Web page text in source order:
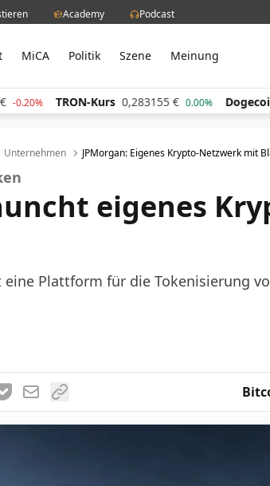
Academy Podcast
MiCA Politik Szene Meinung
TRON-Kurs 0,283155 € 0.00% Dogecoin-Kurs
Unternehmen JPMorgan: Eigenes Krypto-Netzwerk mit
eigenes
eine Plattform für die Tokenisierung